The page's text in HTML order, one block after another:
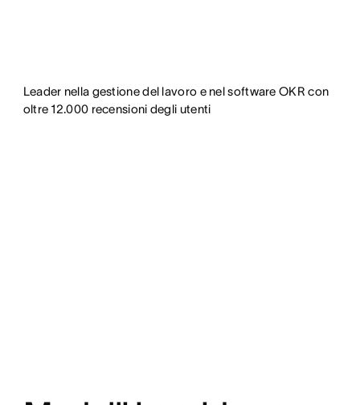
Leader nella gestione del lavoro e nel software OKR con
oltre 12.000 recensioni degli utenti